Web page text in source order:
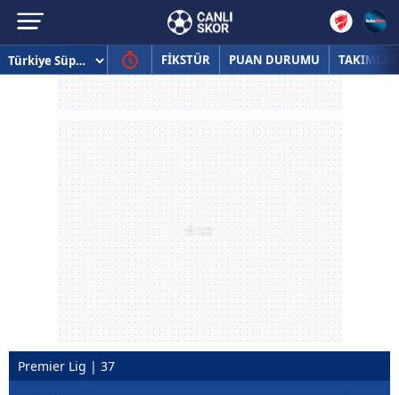
FİKSTÜR PUAN DURUMU TAKIMLAR
Premier Lig | 37